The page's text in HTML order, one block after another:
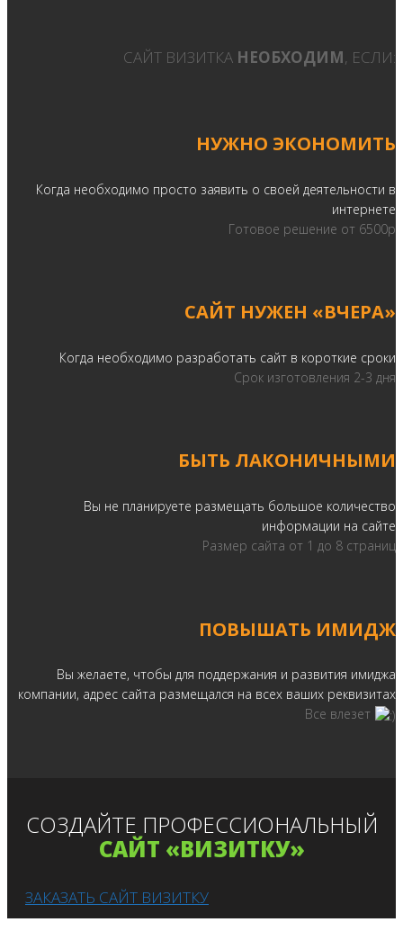
CАЙТ ВИЗИТКА НЕОБХОДИМ, ЕСЛИ:
НУЖНО ЭКОНОМИТЬ
Когда необходимо просто заявить о своей деятельности в
интернете
Готовое решение от 6500р
САЙТ НУЖЕН «ВЧЕРА»
Когда необходимо разработать сайт в короткие сроки
Срок изготовления 2-3 дня
БЫТЬ ЛАКОНИЧНЫМИ
Вы не планируете размещать большое количество
информации на сайте
Размер сайта от 1 до 8 страниц
ПОВЫШАТЬ ИМИДЖ
Вы желаете, чтобы для поддержания и развития имиджа
компании, адрес сайта размещался на всех ваших реквизитах
Все влезет
СОЗДАЙТЕ ПРОФЕССИОНАЛЬНЫЙ
САЙТ «ВИЗИТКУ»
ЗАКАЗАТЬ САЙТ ВИЗИТКУ